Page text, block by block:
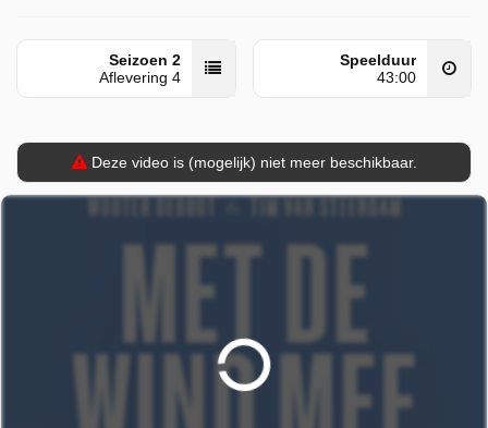
september 2025 om 13:32 uur. Deze aflevering is voor het
eerst geplaatst op dinsdag 20 mei 2025.
Seizoen 2
Aflevering 4
Speelduur
43:00
Deze video is (mogelijk) niet meer beschikbaar.